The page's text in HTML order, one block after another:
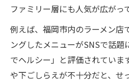
ファミリー層にも人気が広がっ
例えば、福岡市内のラーメン店
ングしたメニューがSNSで話題
でヘルシー」と評価されていま
や下ごしらえが不十分だと、せ